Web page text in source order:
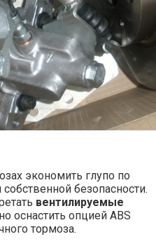
экономить глупо по
безопасности.
вентилируемые
оснастить опцией ABS
тормоза.